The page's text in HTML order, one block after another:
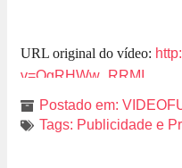
URL original do vídeo:
v=QgRHWw_RRMI
Postado em:
Tags: Publicidade e